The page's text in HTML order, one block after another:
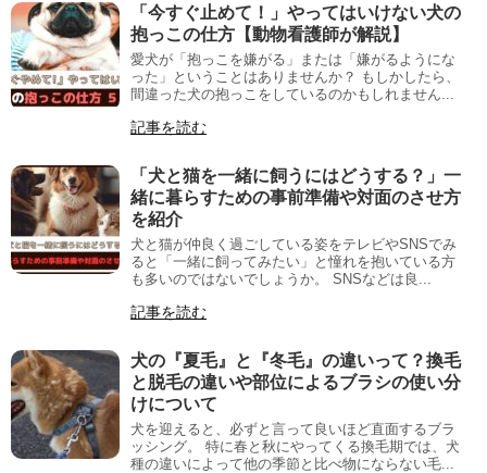
「今すぐ止めて！」やってはいけない犬の
抱っこの仕方【動物看護師が解説】
愛犬が「抱っこを嫌がる」または「嫌がるようにな
った」ということはありませんか？ もしかしたら、
間違った犬の抱っこをしているのかもしれません...
記事を読む
「犬と猫を一緒に飼うにはどうする？」一
緒に暮らすための事前準備や対面のさせ方
を紹介
犬と猫が仲良く過ごしている姿をテレビやSNSでみ
ると「一緒に飼ってみたい」と憧れを抱いている方
も多いのではないでしょうか。 SNSなどは良...
記事を読む
犬の『夏毛』と『冬毛』の違いって？換毛
と脱毛の違いや部位によるブラシの使い分
けについて
犬を迎えると、必ずと言って良いほど直面するブラ
ッシング。 特に春と秋にやってくる換毛期では、犬
種の違いによって他の季節と比べ物にならない毛...